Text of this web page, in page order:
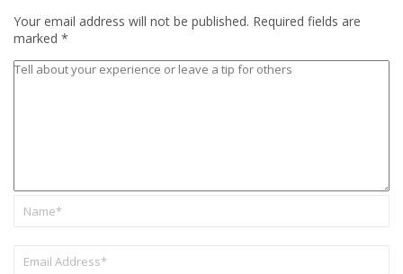
Your email address will not be published. Required fields are
marked *